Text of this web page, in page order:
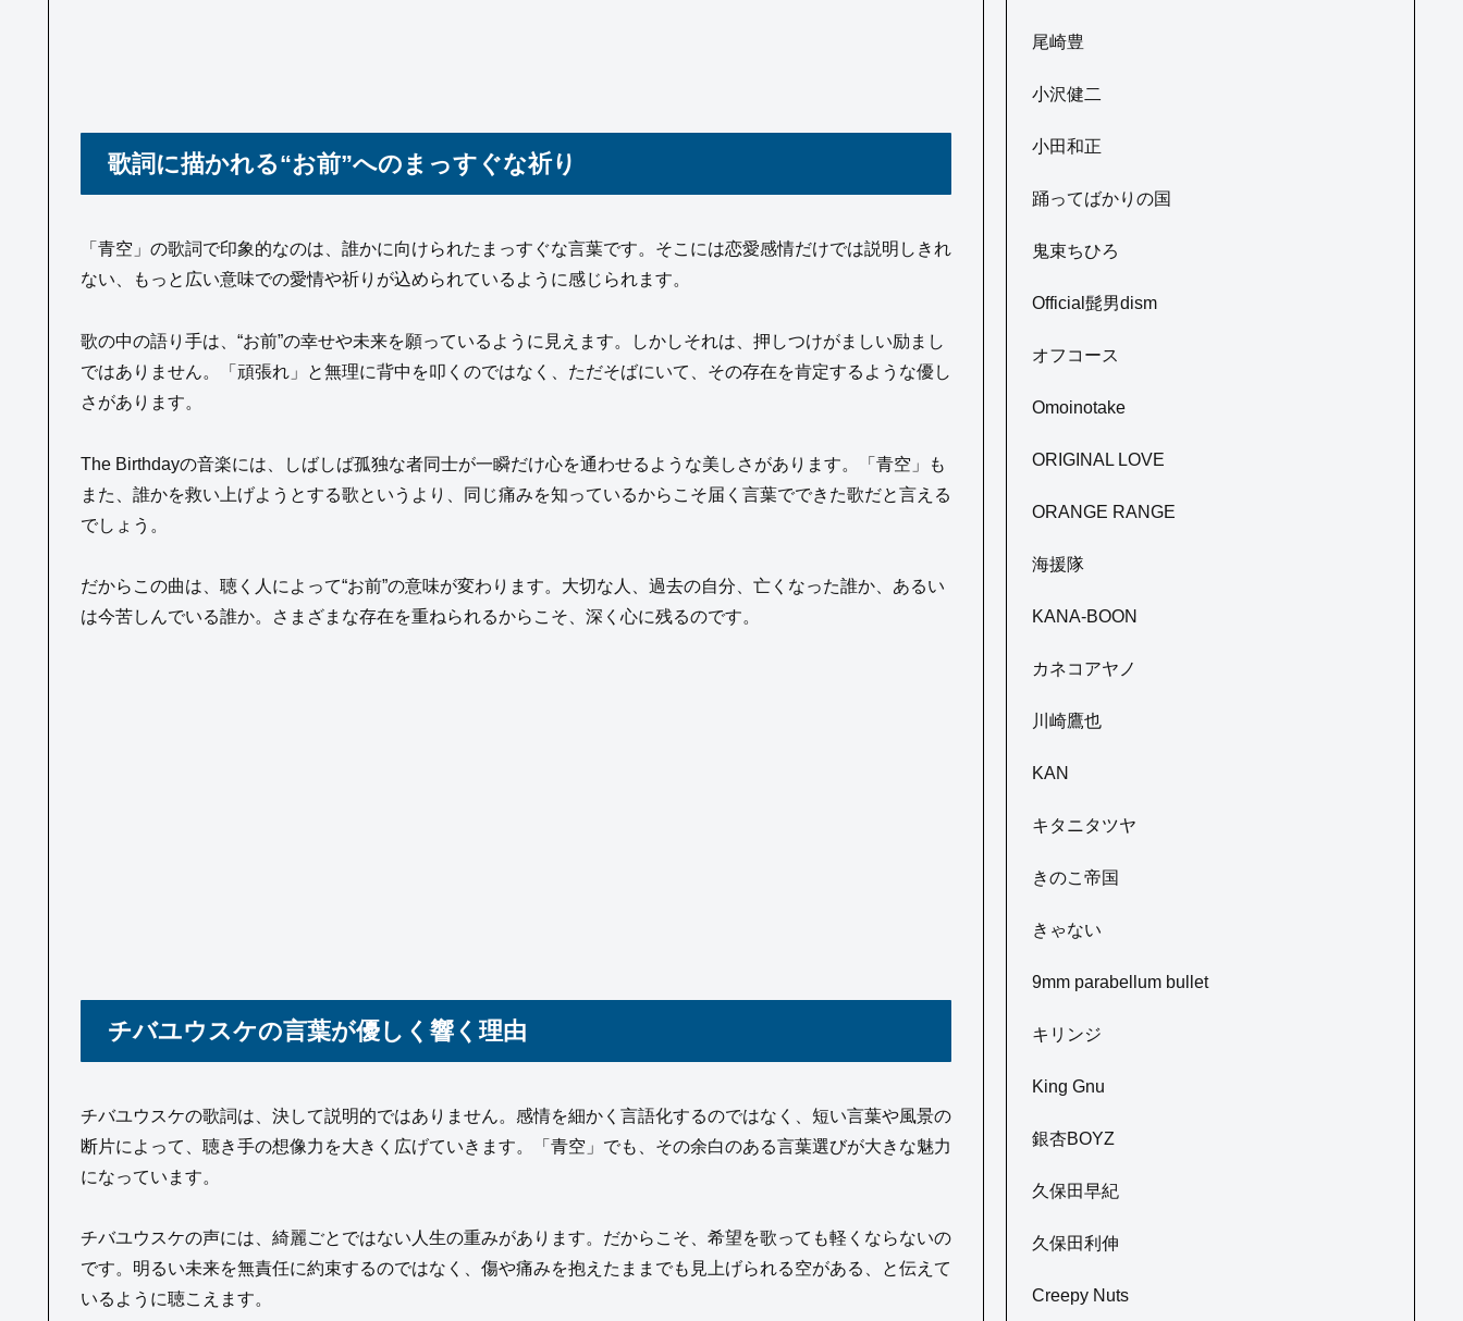
歌詞に描かれる“お前”へのまっすぐな祈り
「青空」の歌詞で印象的なのは、誰かに向けられたまっすぐな言葉です。そこには恋愛感情だけでは説明しきれ
ない、もっと広い意味での愛情や祈りが込められているように感じられます。
歌の中の語り手は、“お前”の幸せや未来を願っているように見えます。しかしそれは、押しつけがましい励まし
ではありません。「頑張れ」と無理に背中を叩くのではなく、ただそばにいて、その存在を肯定するような優し
さがあります。
The Birthdayの音楽には、しばしば孤独な者同士が一瞬だけ心を通わせるような美しさがあります。「青空」も
また、誰かを救い上げようとする歌というより、同じ痛みを知っているからこそ届く言葉でできた歌だと言える
でしょう。
だからこの曲は、聴く人によって“お前”の意味が変わります。大切な人、過去の自分、亡くなった誰か、あるい
は今苦しんでいる誰か。さまざまな存在を重ねられるからこそ、深く心に残るのです。
チバユウスケの言葉が優しく響く理由
チバユウスケの歌詞は、決して説明的ではありません。感情を細かく言語化するのではなく、短い言葉や風景の
断片によって、聴き手の想像力を大きく広げていきます。「青空」でも、その余白のある言葉選びが大きな魅力
になっています。
チバユウスケの声には、綺麗ごとではない人生の重みがあります。だからこそ、希望を歌っても軽くならないの
です。明るい未来を無責任に約束するのではなく、傷や痛みを抱えたままでも見上げられる空がある、と伝えて
いるように聴こえます。
尾崎豊
小沢健二
小田和正
踊ってばかりの国
鬼束ちひろ
Official髭男dism
オフコース
Omoinotake
ORIGINAL LOVE
ORANGE RANGE
海援隊
KANA-BOON
カネコアヤノ
川崎鷹也
KAN
キタニタツヤ
きのこ帝国
きゃない
9mm parabellum bullet
キリンジ
King Gnu
銀杏BOYZ
久保田早紀
久保田利伸
Creepy Nuts